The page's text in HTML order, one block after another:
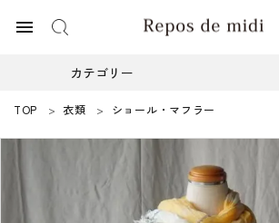
menu
カテゴリー
ACCOUNT MENU
ようこそ ゲスト 様
meeting_room person 新規会員登録
TOP 衣類 ショール・マフラー